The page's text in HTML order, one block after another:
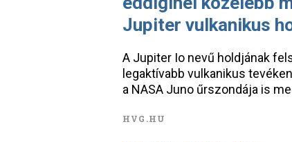
Jupiter vulkanikus
A Jupiter Io nevű holdjának
legaktívabb vulkanikus
a NASA Juno űrszondája is
HVG.HU